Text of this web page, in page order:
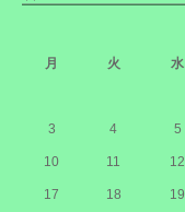
月
火 水
3 4 5
10 11 12
17 18 19